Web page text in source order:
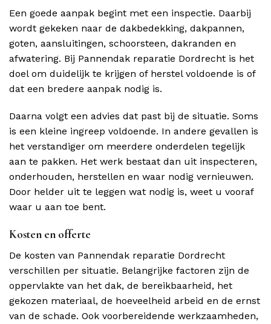
Een goede aanpak begint met een inspectie. Daarbij
wordt gekeken naar de dakbedekking, dakpannen,
goten, aansluitingen, schoorsteen, dakranden en
afwatering. Bij Pannendak reparatie Dordrecht is het
doel om duidelijk te krijgen of herstel voldoende is of
dat een bredere aanpak nodig is.
Daarna volgt een advies dat past bij de situatie. Soms
is een kleine ingreep voldoende. In andere gevallen is
het verstandiger om meerdere onderdelen tegelijk
aan te pakken. Het werk bestaat dan uit inspecteren,
onderhouden, herstellen en waar nodig vernieuwen.
Door helder uit te leggen wat nodig is, weet u vooraf
waar u aan toe bent.
Kosten en offerte
De kosten van Pannendak reparatie Dordrecht
verschillen per situatie. Belangrijke factoren zijn de
oppervlakte van het dak, de bereikbaarheid, het
gekozen materiaal, de hoeveelheid arbeid en de ernst
van de schade. Ook voorbereidende werkzaamheden,